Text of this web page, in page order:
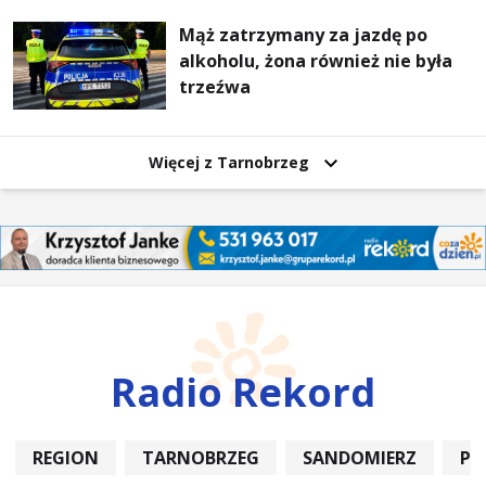
Mąż zatrzymany za jazdę po
alkoholu, żona również nie była
trzeźwa
Więcej z Tarnobrzeg
Radio Rekord
REGION TARNOBRZEG SANDOMIERZ